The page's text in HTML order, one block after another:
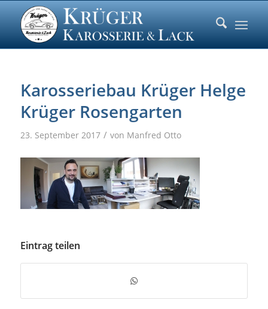
Karosseriebau Krüger Helge
Krüger Rosengarten
23. September 2017 / von Manfred Otto
Eintrag teilen